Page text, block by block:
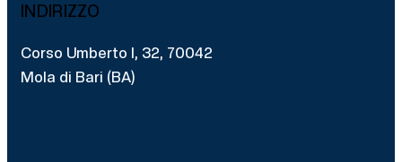
INDIRIZZO
Corso Umberto I, 32, 70042
Mola di Bari (BA)